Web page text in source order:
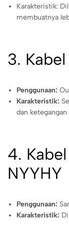
Karakteristik:
membuatnya
3.
Penggunaan:
Karakteristik:
dan
4.
NYYHY
Penggunaan:
Karakteristik: